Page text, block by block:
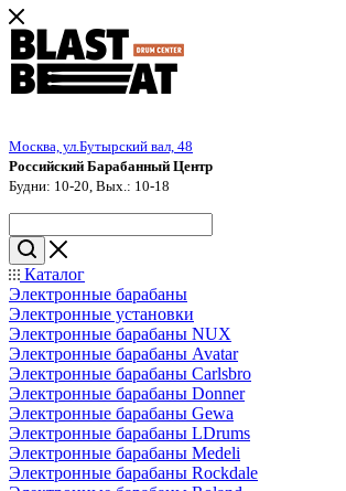
Москва, ул.Бутырский вал, 48
Российский Барабанный Центр
Будни: 10-20, Вых.: 10-18
Каталог
Электронные барабаны
Электронные установки
Электронные барабаны NUX
Электронные барабаны Avatar
Электронные барабаны Carlsbro
Электронные барабаны Donner
Электронные барабаны Gewa
Электронные барабаны LDrums
Электронные барабаны Medeli
Электронные барабаны Rockdale